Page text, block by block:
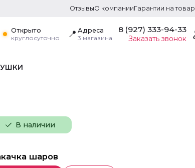
ОтзывыО компанииГарантии на товар
Открыто
круглосуточно
📍 Адреса
3 магазина
8 (927) 333-94-33
Заказать звонок
В наличии
шаров